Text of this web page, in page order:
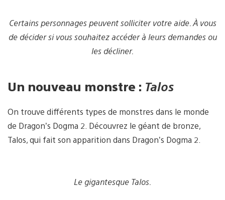
Certains personnages peuvent solliciter votre aide. À vous
de décider si vous souhaitez accéder à leurs demandes ou
les décliner.
Un nouveau monstre : Talos
On trouve différents types de monstres dans le monde
de Dragon’s Dogma 2. Découvrez le géant de bronze,
Talos, qui fait son apparition dans Dragon’s Dogma 2.
Le gigantesque Talos.